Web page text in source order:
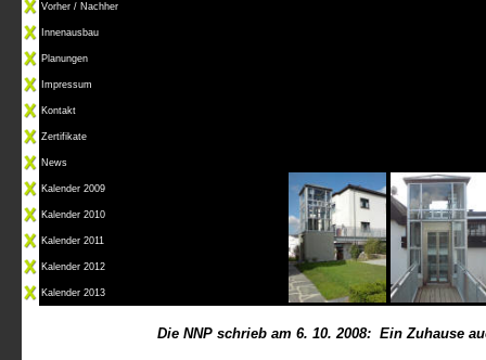
Vorher / Nachher
Innenausbau
Planungen
Impressum
Kontakt
Zertifikate
News
Kalender 2009
Kalender 2010
Kalender 2011
Kalender 2012
Kalender 2013
Die NNP schrieb am 6. 10. 2008: Ein Zuhause